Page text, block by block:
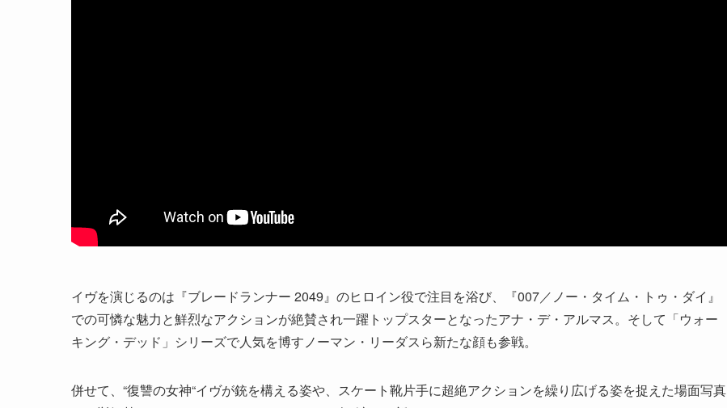
イヴを演じるのは『ブレードランナー 2049』のヒロイン役で注目を浴び、『007／ノー・タイム・トゥ・ダイ』
での可憐な魅力と鮮烈なアクションが絶賛され一躍トップスターとなったアナ・デ・アルマス。そして「ウォー
キング・デッド」シリーズで人気を博すノーマン・リーダスら新たな顔も参戦。
併せて、“復讐の女神“イヴが銃を構える姿や、スケート靴片手に超絶アクションを繰り広げる姿を捉えた場面写真